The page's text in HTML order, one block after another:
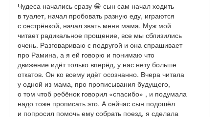
Чудеса начались сразу 😁 сын сам начал ходить
в туалет, начал пробовать разную еду, играются
с сестрёнкой, начал звать меня мама. Муж мой
читает радикальное прощение, все мы сблизились
очень. Разговариваю с подругой и она спрашивает
про Рамина, а я ей говорю и понимаю что
движение идёт только вперёд, у нас нету больше
откатов. Он ко всему идёт осознанно. Вчера читала
у одной из мама, про прописывания будущего,
о том чтоб ребёнок говорил «спасибо» , и подумала
надо тоже прописать это. А сейчас сын подошёл
и попросил помочь ему собрать поезд, я сделала